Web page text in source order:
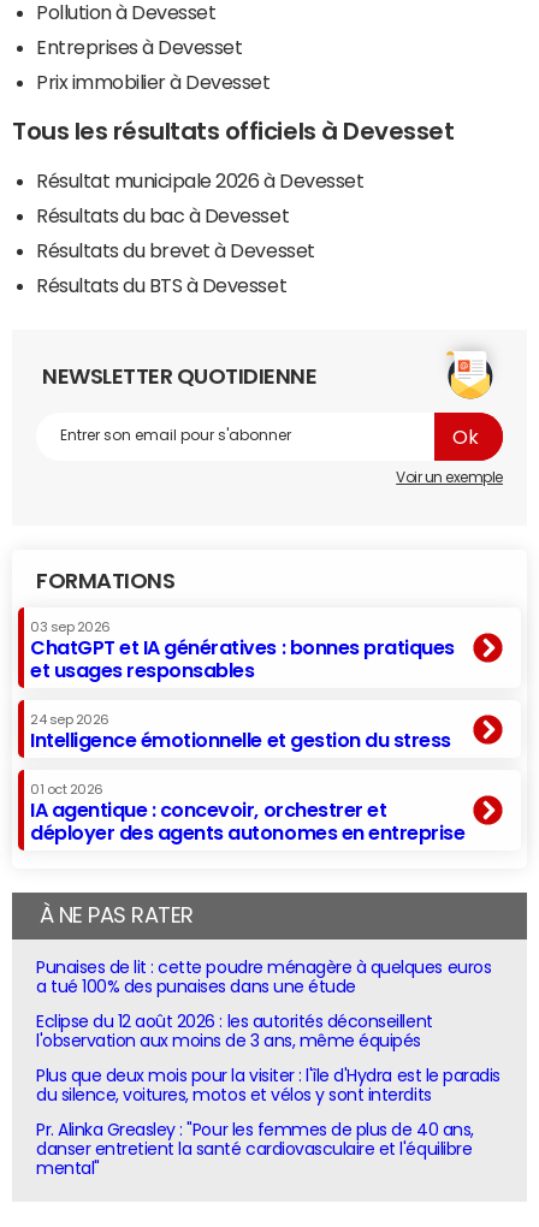
Pollution à Devesset
Entreprises à Devesset
Prix immobilier à Devesset
Tous les résultats officiels à Devesset
Résultat municipale 2026 à Devesset
Résultats du bac à Devesset
Résultats du brevet à Devesset
Résultats du BTS à Devesset
NEWSLETTER QUOTIDIENNE
Voir un exemple
FORMATIONS
03 sep 2026
ChatGPT et IA génératives : bonnes pratiques
et usages responsables
24 sep 2026
Intelligence émotionnelle et gestion du stress
01 oct 2026
IA agentique : concevoir, orchestrer et
déployer des agents autonomes en entreprise
À NE PAS RATER
Punaises de lit : cette poudre ménagère à quelques euros
a tué 100% des punaises dans une étude
Eclipse du 12 août 2026 : les autorités déconseillent
l'observation aux moins de 3 ans, même équipés
Plus que deux mois pour la visiter : l'île d'Hydra est le paradis
du silence, voitures, motos et vélos y sont interdits
Pr. Alinka Greasley : "Pour les femmes de plus de 40 ans,
danser entretient la santé cardiovasculaire et l'équilibre
mental"